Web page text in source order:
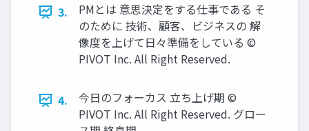
3.
PMとは 意思決定をする仕事である そ
のために 技術、顧客、ビジネスの 解
像度を上げて日々準備をしている ©
PIVOT Inc. All Right Reserved.
4.
今日のフォーカス 立ち上げ期 ©
PIVOT Inc. All Right Reserved. グロー